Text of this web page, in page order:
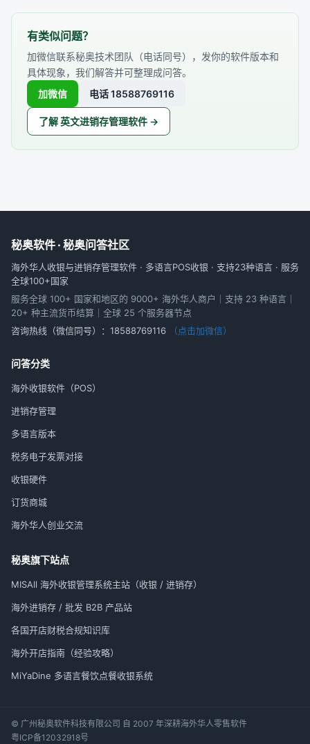
有类似问题？
加微信联系秘奥技术团队（电话同号），发你的软件版本和
具体现象，我们解答并可整理成问答。
加微信
电话 18588769116
了解 英文进销存管理软件 →
秘奥软件 · 秘奥问答社区
海外华人收银与进销存管理软件 · 多语言POS收银 · 支持23种语言 · 服务
全球100+国家
服务全球 100+ 国家和地区的 9000+ 海外华人商户｜支持 23 种语言｜
20+ 种主流货币结算｜全球 25 个服务器节点
咨询热线（微信同号）： 18588769116 （点击加微信）
问答分类
海外收银软件（POS）
进销存管理
多语言版本
税务电子发票对接
收银硬件
订货商城
海外华人创业交流
秘奥旗下站点
MISAll 海外收银管理系统主站（收银 / 进销存）
海外进销存 / 批发 B2B 产品站
各国开店财税合规知识库
海外开店指南（经验攻略）
MiYaDine 多语言餐饮点餐收银系统
© 广州秘奥软件科技有限公司 自 2007 年深耕海外华人零售软件
粤ICP备12032918号